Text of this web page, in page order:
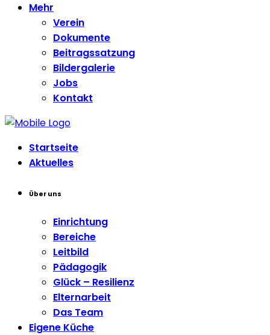
Mehr
Verein
Dokumente
Beitragssatzung
Bildergalerie
Jobs
Kontakt
Startseite
Aktuelles
Über uns
Einrichtung
Bereiche
Leitbild
Pädagogik
Glück – Resilienz
Elternarbeit
Das Team
Eigene Küche